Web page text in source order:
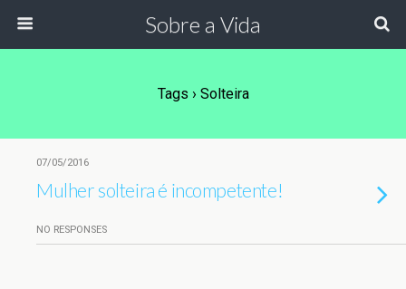
Sobre a Vida
Tags › Solteira
07/05/2016
Mulher solteira é incompetente!
NO RESPONSES